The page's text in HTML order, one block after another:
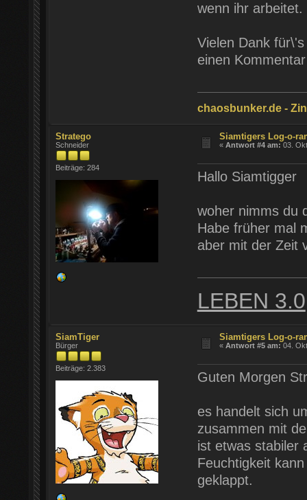
wenn ihr arbeitet.
Vielen Dank
einen
chaosbunker.de -
Stratego
Schneider
Beiträge: 284
Siamtigers Log-o-
«Antwort #4 am: 03.
Hallo Siamtigger
woher nimms du
Habe früher mal
aber mit der Zeit
LEBEN 3.0
SiamTiger
Bürger
Beiträge: 2.383
Siamtigers Log-o-
«Antwort #5 am: 04.
Guten Morgen
es handelt sich
zusammen mit
ist etwas stabiler
Feuchtigkeit
geklappt.